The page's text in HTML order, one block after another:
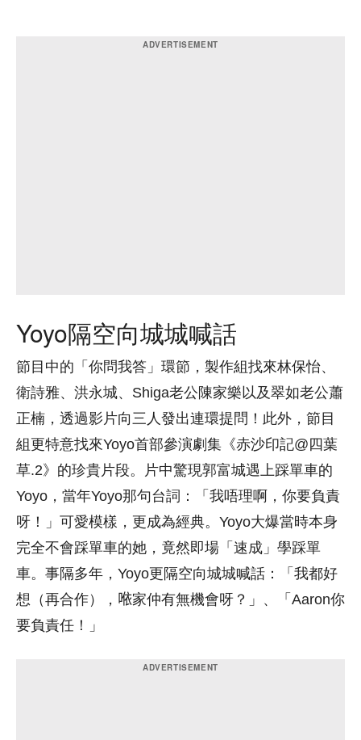
Yoyo隔空向城城喊話
節目中的「你問我答」環節，製作組找來林保怡、
衛詩雅、洪永城、Shiga老公陳家樂以及翠如老公蕭
正楠，透過影片向三人發出連環提問！此外，節目
組更特意找來Yoyo首部參演劇集《赤沙印記@四葉
草.2》的珍貴片段。片中驚現郭富城遇上踩單車的
Yoyo，當年Yoyo那句台詞：「我唔理啊，你要負責
呀！」可愛模樣，更成為經典。Yoyo大爆當時本身
完全不會踩單車的她，竟然即場「速成」學踩單
車。事隔多年，Yoyo更隔空向城城喊話：「我都好
想（再合作），𠵱家仲有無機會呀？」、「Aaron你
要負責任！」